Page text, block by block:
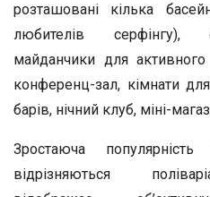
розташовані кілька
любителів серфінгу),
майданчики для
конференц-зал, кімнати
барів, нічний клуб, міні-
Зростаюча
відрізняються